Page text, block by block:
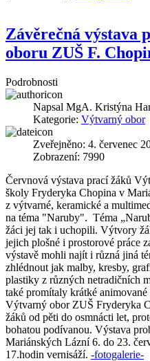
Závěrečná výstava
oboru ZUŠ F.
Podrobnosti
Napsal MgA. Kristýna
Kategorie: Výtvarný obor
Zveřejněno: 4. červenec
Zobrazení: 7990
Červnová výstava prací žáků
školy Fryderyka Chopina v
z výtvarné, keramické a
na téma "Naruby". Téma
žáci jej tak i uchopili. Výtvory
jejich plošné i prostorové práce
výstavě mohli najít i různá jiná
zhlédnout jak malby, kresby,
plastiky z různých netradičních
také promítaly krátké
Výtvarný obor ZUŠ Fryderyka
žáků od pěti do osmnácti let,
bohatou podívanou. Výstava
Mariánských Lázní 6. do 23.
17.hodin vernisáží. -fotogalerie-